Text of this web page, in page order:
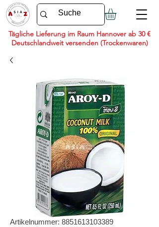
Tägliche Lieferung im Raum Hannover ab 30 €
Deutschlandweit versenden (Trockenwaren)
Artikelnummer: 8851613103389